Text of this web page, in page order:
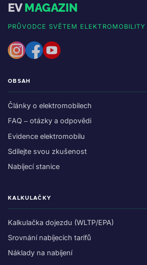
EVMAGAZIN
PRŮVODCE SVĚTEM ELEKTROMOBILITY
OBSAH
Články o elektromobilech
FAQ – otázky a odpovědi
Evidence elektromobilu
Sdílejte svou zkušenost
Nabíjecí stanice
KALKULAČKY
Kalkulačka dojezdu (WLTP/EPA)
Srovnání nabíjecích tarifů
Náklady na nabíjení